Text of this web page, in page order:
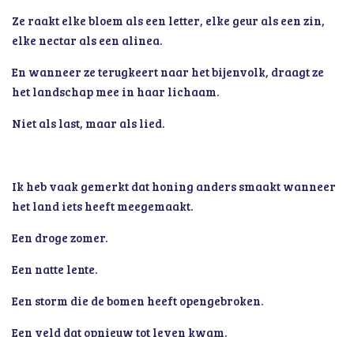
Ze raakt elke bloem als een letter, elke geur als een zin,
elke nectar als een alinea.
En wanneer ze terugkeert naar het bijenvolk, draagt ze
het landschap mee in haar lichaam.
Niet als last, maar als lied.
Ik heb vaak gemerkt dat honing anders smaakt wanneer
het land iets heeft meegemaakt.
Een droge zomer.
Een natte lente.
Een storm die de bomen heeft opengebroken.
Een veld dat opnieuw tot leven kwam.